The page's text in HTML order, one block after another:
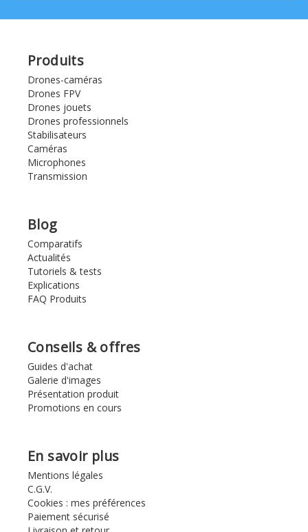
Produits
Drones-caméras
Drones FPV
Drones jouets
Drones professionnels
Stabilisateurs
Caméras
Microphones
Transmission
Blog
Comparatifs
Actualités
Tutoriels & tests
Explications
FAQ Produits
Conseils & offres
Guides d'achat
Galerie d'images
Présentation produit
Promotions en cours
En savoir plus
Mentions légales
C.G.V.
Cookies : mes préférences
Paiement sécurisé